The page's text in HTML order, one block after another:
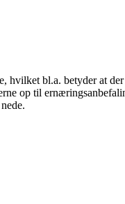
bl.a. betyder at
op til